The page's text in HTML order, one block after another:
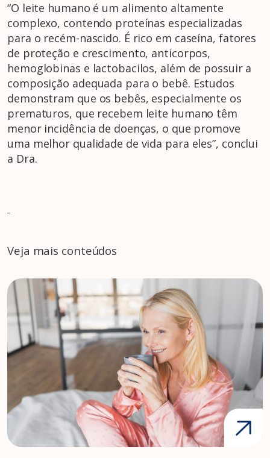
“O leite humano é um alimento altamente
complexo, contendo proteínas especializadas
para o recém-nascido. É rico em caseína, fatores
de proteção e crescimento, anticorpos,
hemoglobinas e lactobacilos, além de possuir a
composição adequada para o bebê. Estudos
demonstram que os bebês, especialmente os
prematuros, que recebem leite humano têm
menor incidência de doenças, o que promove
uma melhor qualidade de vida para eles”, conclui
a Dra.
Veja mais conteúdos